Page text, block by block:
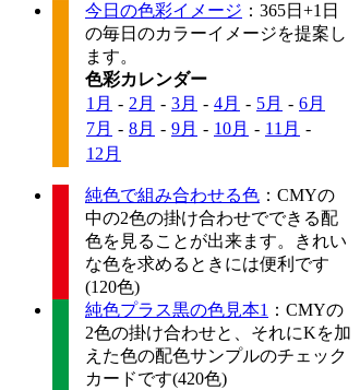
今日の色彩イメージ ：365日+1日
の毎日のカラーイメージを提案し
ます。
色彩カレンダー
1月 - 2月 - 3月 - 4月 - 5月 - 6月
7月 - 8月 - 9月 - 10月 - 11月 -
12月
純色で組み合わせる色 ：CMYの
中の2色の掛け合わせでできる配
色を見ることが出来ます。きれい
な色を求めるときには便利です
(120色)
純色プラス黒の色見本1 ：CMYの
2色の掛け合わせと、それにKを加
えた色の配色サンプルのチェック
カードです(420色)